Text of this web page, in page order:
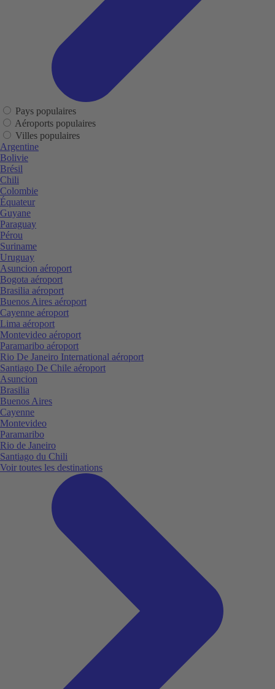
Pays populaires
Aéroports populaires
Villes populaires
Argentine
Bolivie
Brésil
Chili
Colombie
Équateur
Guyane
Paraguay
Pérou
Suriname
Uruguay
Asuncion aéroport
Bogota aéroport
Brasilia aéroport
Buenos Aires aéroport
Cayenne aéroport
Lima aéroport
Montevideo aéroport
Paramaribo aéroport
Rio De Janeiro International aéroport
Santiago De Chile aéroport
Asuncion
Brasilia
Buenos Aires
Cayenne
Montevideo
Paramaribo
Rio de Janeiro
Santiago du Chili
Voir toutes les destinations